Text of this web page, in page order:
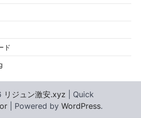
ド
リジュン激安.xyz | Quick
| Powered by WordPress.